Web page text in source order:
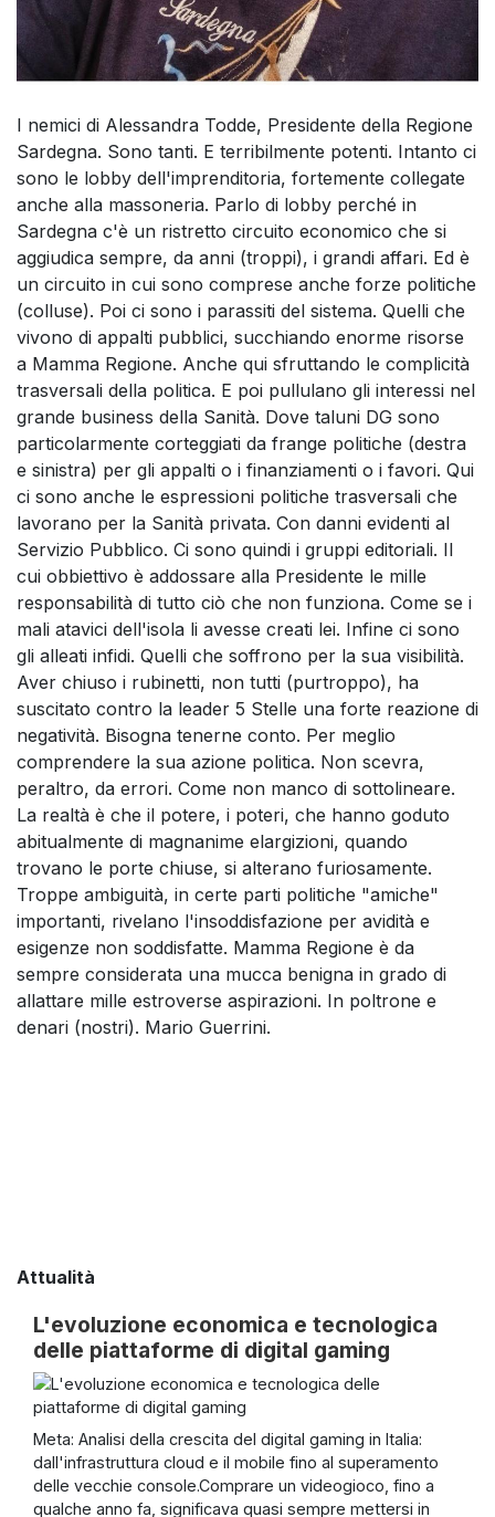
I nemici di Alessandra Todde, Presidente della Regione
Sardegna. Sono tanti. E terribilmente potenti. Intanto ci
sono le lobby dell'imprenditoria, fortemente collegate
anche alla massoneria. Parlo di lobby perché in
Sardegna c'è un ristretto circuito economico che si
aggiudica sempre, da anni (troppi), i grandi affari. Ed è
un circuito in cui sono comprese anche forze politiche
(colluse). Poi ci sono i parassiti del sistema. Quelli che
vivono di appalti pubblici, succhiando enorme risorse
a Mamma Regione. Anche qui sfruttando le complicità
trasversali della politica. E poi pullulano gli interessi nel
grande business della Sanità. Dove taluni DG sono
particolarmente corteggiati da frange politiche (destra
e sinistra) per gli appalti o i finanziamenti o i favori. Qui
ci sono anche le espressioni politiche trasversali che
lavorano per la Sanità privata. Con danni evidenti al
Servizio Pubblico. Ci sono quindi i gruppi editoriali. Il
cui obbiettivo è addossare alla Presidente le mille
responsabilità di tutto ciò che non funziona. Come se i
mali atavici dell'isola li avesse creati lei. Infine ci sono
gli alleati infidi. Quelli che soffrono per la sua visibilità.
Aver chiuso i rubinetti, non tutti (purtroppo), ha
suscitato contro la leader 5 Stelle una forte reazione di
negatività. Bisogna tenerne conto. Per meglio
comprendere la sua azione politica. Non scevra,
peraltro, da errori. Come non manco di sottolineare.
La realtà è che il potere, i poteri, che hanno goduto
abitualmente di magnanime elargizioni, quando
trovano le porte chiuse, si alterano furiosamente.
Troppe ambiguità, in certe parti politiche "amiche"
importanti, rivelano l'insoddisfazione per avidità e
esigenze non soddisfatte. Mamma Regione è da
sempre considerata una mucca benigna in grado di
allattare mille estroverse aspirazioni. In poltrone e
denari (nostri). Mario Guerrini.
Attualità
L'evoluzione economica e tecnologica
delle piattaforme di digital gaming
Meta: Analisi della crescita del digital gaming in Italia:
dall'infrastruttura cloud e il mobile fino al superamento
delle vecchie console.Comprare un videogioco, fino a
qualche anno fa, significava quasi sempre mettersi in